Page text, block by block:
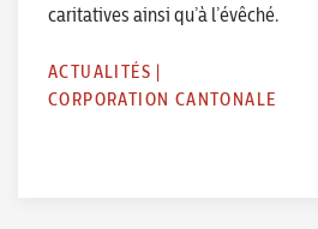
caritatives ainsi qu’à l’évêché.
ACTUALITÉS |
CORPORATION CANTONALE